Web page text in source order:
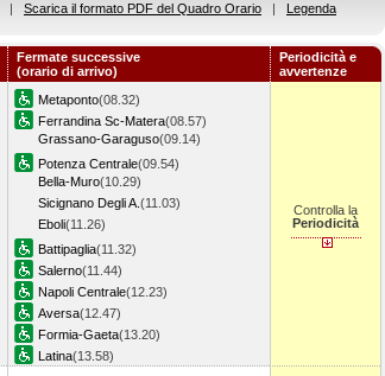
| Scarica il formato PDF del Quadro Orario | Legenda
Fermate successive
(orario di arrivo)
Periodicità e
avvertenze
Metaponto(08.32)
Ferrandina Sc-Matera(08.57)
Grassano-Garaguso(09.14)
Potenza Centrale(09.54)
Bella-Muro(10.29)
Sicignano Degli A. (11.03)
Eboli(11.26)
Battipaglia(11.32)
Salerno(11.44)
Napoli Centrale(12.23)
Aversa(12.47)
Formia-Gaeta(13.20)
Latina(13.58)
Controlla la
Periodicità